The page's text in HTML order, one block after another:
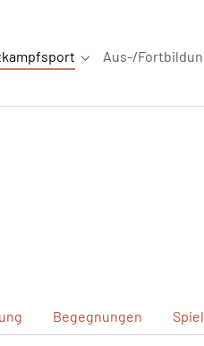
for "Blog" Submenu for
Aus-/
Begegnungen